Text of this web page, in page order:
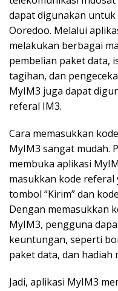
dapat digunakan
Ooredoo. Melalui
melakukan berbagai
pembelian paket data,
tagihan, dan
MyIM3 juga dapat
referal IM3.
Cara memasukkan
MyIM3 sangat mudah.
membuka aplikasi
masukkan kode referal
tombol “Kirim” dan
Dengan memasukkan
MyIM3, pengguna
keuntungan, seperti
paket data, dan hadiah
Jadi, aplikasi MyIM3